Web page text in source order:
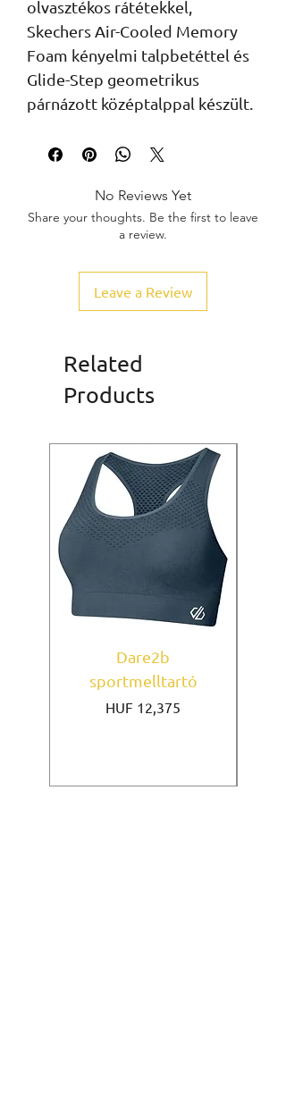
olvasztékos rátétekkel,
Skechers Air-Cooled Memory
Foam kényelmi talpbetéttel és
Glide-Step geometrikus
párnázott középtalppal készült.
No Reviews Yet
Share your thoughts. Be the first to leave
a review.
Leave a Review
Related
Products
Dare2b
sportmelltartó
Price
HUF 12,375